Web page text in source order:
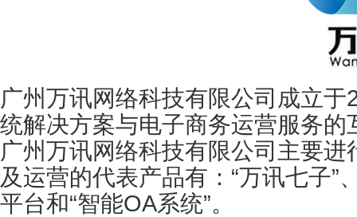
广州万讯网络科技有限公司成立
统解决方案与电子商务运营服务的
广州万讯网络科技有限公司主要
及运营的代表产品有：“万讯七子”
平台和“智能OA系统”。